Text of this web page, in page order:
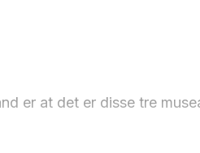
er at det er disse tre